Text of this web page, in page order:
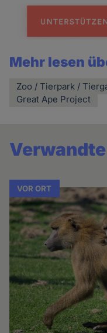
Mehr lesen
Zoo / Tierpark /
Great Ape Project
VOR ORT